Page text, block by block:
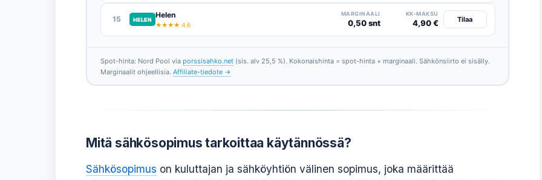
15 HELEN
Helen
★★★★ 4.6
MARGINAALI
0,50 snt
KK-MAKSU
4,90 € Tilaa
Spot-hinta: Nord Pool via porssisahko.net(sis. alv 25,5 %). Kokonaishinta = spot-hinta + marginaali. Sähkönsiirto ei sisälly.
Marginaalit ohjeellisia. Affiliate-tiedote →
Mitä sähkösopimus tarkoittaa käytännössä?
Sähkösopimus on kuluttajan ja sähköyhtiön välinen sopimus, joka määrittää